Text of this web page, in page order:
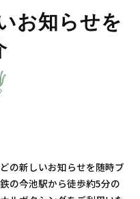
お知らせを
の新しいお知らせを随時ブ
の今池駅から徒歩約5分の